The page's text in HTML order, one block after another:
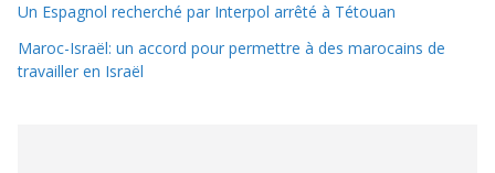
Un Espagnol recherché par Interpol arrêté à Tétouan
Maroc-Israël: un accord pour permettre à des marocains de
travailler en Israël